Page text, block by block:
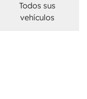
Todos sus
vehículos